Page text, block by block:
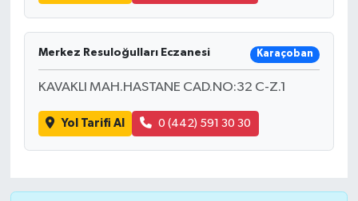
Merkez Resuloğulları Eczanesi Karaçoban
KAVAKLI MAH.HASTANE CAD.NO:32 C-Z.1
Yol Tarifi Al 0 (442) 591 30 30